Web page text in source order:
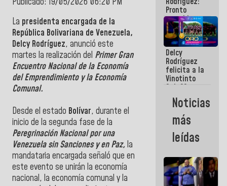
La presidenta encargada de la
República Bolivariana de Venezuela,
Delcy Rodríguez, anunció este
martes la realización del Primer Gran
Encuentro Nacional de la Economía
del Emprendimiento y la Economía
Comunal.
Desde el estado Bolívar, durante el
inicio de la segunda fase de la
Peregrinación Nacional por una
Venezuela sin Sanciones y en Paz, la
mandataria encargada señaló que en
este evento se unirán la economía
nacional, la economía comunal y la
Pronto
restableceremos
las
operaciones
en el
Aeropuerto
Internacional
de
Maiquetía
Delcy
Rodríguez
felicita a la
Vinotinto
Sub 20
campeona
frente
México Sub
23 en los
Centroamericanos
Noticias
más
leídas